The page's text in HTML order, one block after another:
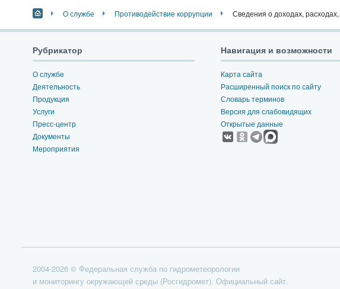
О службе Противодействие коррупции Сведения о доходах,
Рубрикатор
О службе
Деятельность
Продукция
Услуги
Пресс-центр
Документы
Мероприятия
Навигация и возможности
Карта сайта
Расширенный поиск по сайту
Словарь терминов
Версия для слабовидящих
Открытые данные
2004-2026 © Федеральная служба по гидрометеорологии
и мониторингу окружающей среды (Росгидромет). Официальный сайт.